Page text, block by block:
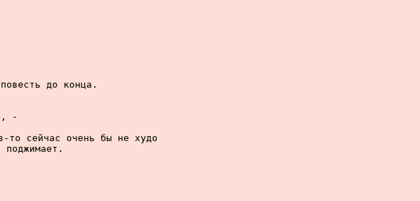
до конца.
-
то сейчас очень бы не худо